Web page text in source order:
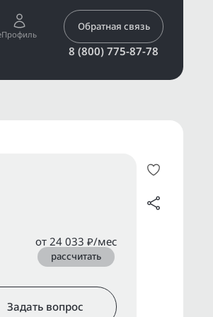
Профиль
Обратная связь
8 (800) 775-87-78
от 24 033 ₽/мес
рассчитать
Задать вопрос